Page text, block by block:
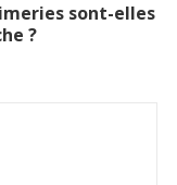
sont-elles
?